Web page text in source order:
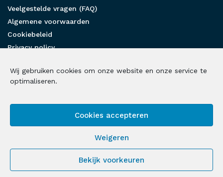
Wij gebruiken cookies om onze website en onze service te
optimaliseren.
Cookies accepteren
Weigeren
Bekijk voorkeuren
Veelgestelde vragen (FAQ)
Algemene voorwaarden
Cookiebeleid
Privacy policy
Benieuwd hoe wij u kunnen helpen?
Volg ons op social media
© 2026 Loonbelasting Fiscalist | Alle rechten voorbehouden |